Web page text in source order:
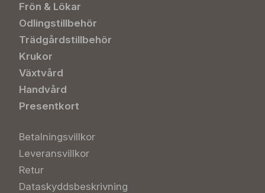
Frön & Lökar
Odlingstillbehör
Trädgårdstillbehör
Krukor
Växtvård
Handvård
Presentkort
Betalningsvillkor
Leveransvillkor
Retur
Dataskyddsbeskrivning